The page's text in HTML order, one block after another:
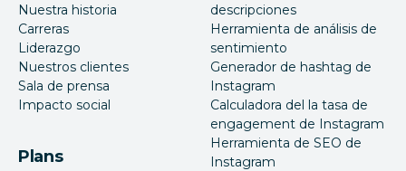
Nuestra historia
Carreras
Liderazgo
Nuestros clientes
Sala de prensa
Impacto social
Plans
descripciones
Herramienta de análisis de
sentimiento
Generador de hashtag de
Instagram
Calculadora del la tasa de
engagement de Instagram
Herramienta de SEO de
Instagram